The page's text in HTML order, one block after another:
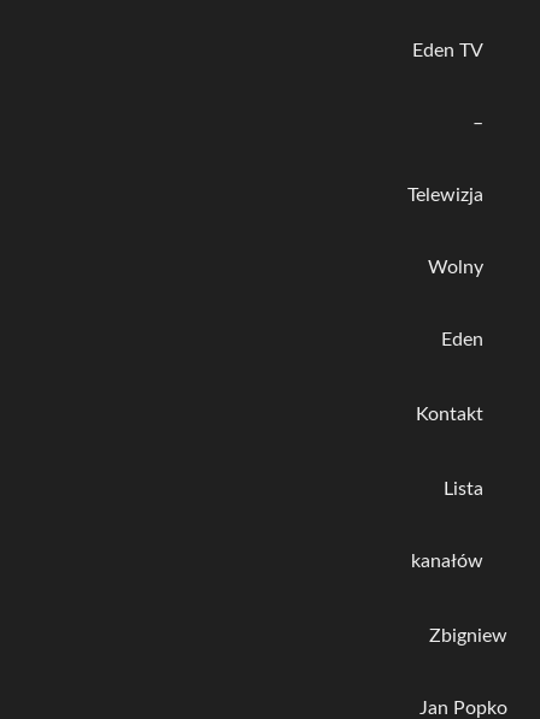
Eden TV
–
Telewizja
Wolny
Eden
Kontakt
Lista
kanałów
Zbigniew
Jan Popko